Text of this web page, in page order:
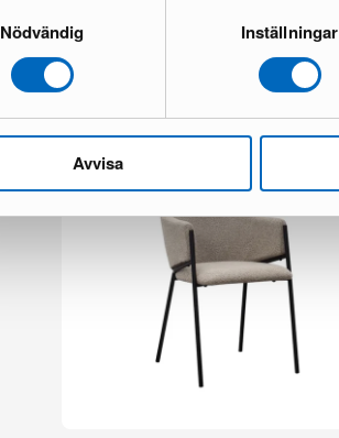
Nödvändig Inställningar
Avvisa
Chesterfield Lyx fåtölj mörkbrun skinn
1 i lager ·
335 €
Du sparar 146 €